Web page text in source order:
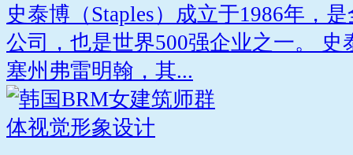
史泰博（Staples）成立于1986年，
公司，也是世界500强企业之一。
塞州弗雷明翰，其...